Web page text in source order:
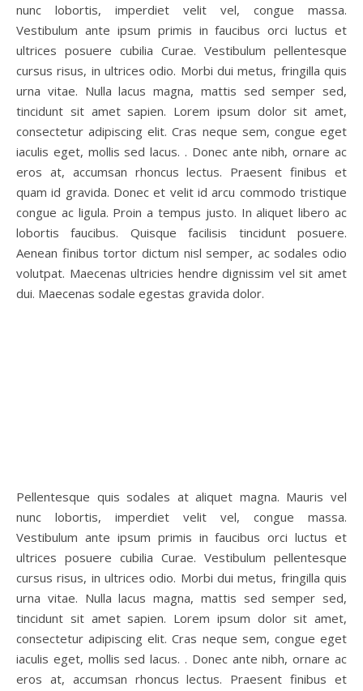
nunc lobortis, imperdiet velit vel, congue massa.
Vestibulum ante ipsum primis in faucibus orci luctus et
ultrices posuere cubilia Curae. Vestibulum pellentesque
cursus risus, in ultrices odio. Morbi dui metus, fringilla quis
urna vitae. Nulla lacus magna, mattis sed semper sed,
tincidunt sit amet sapien. Lorem ipsum dolor sit amet,
consectetur adipiscing elit. Cras neque sem, congue eget
iaculis eget, mollis sed lacus. . Donec ante nibh, ornare ac
eros at, accumsan rhoncus lectus. Praesent finibus et
quam id gravida. Donec et velit id arcu commodo tristique
congue ac ligula. Proin a tempus justo. In aliquet libero ac
lobortis faucibus. Quisque facilisis tincidunt posuere.
Aenean finibus tortor dictum nisl semper, ac sodales odio
volutpat. Maecenas ultricies hendre dignissim vel sit amet
dui. Maecenas sodale egestas gravida dolor.
Pellentesque quis sodales at aliquet magna. Mauris vel
nunc lobortis, imperdiet velit vel, congue massa.
Vestibulum ante ipsum primis in faucibus orci luctus et
ultrices posuere cubilia Curae. Vestibulum pellentesque
cursus risus, in ultrices odio. Morbi dui metus, fringilla quis
urna vitae. Nulla lacus magna, mattis sed semper sed,
tincidunt sit amet sapien. Lorem ipsum dolor sit amet,
consectetur adipiscing elit. Cras neque sem, congue eget
iaculis eget, mollis sed lacus. . Donec ante nibh, ornare ac
eros at, accumsan rhoncus lectus. Praesent finibus et